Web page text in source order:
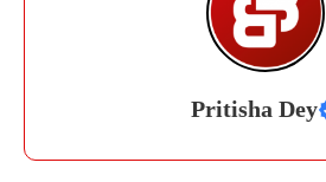
Pritisha Dey